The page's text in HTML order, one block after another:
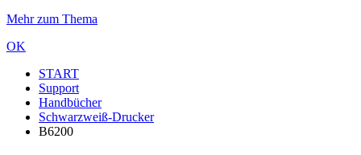
Mehr zum Thema
OK
START
Support
Handbücher
Schwarzweiß-Drucker
B6200